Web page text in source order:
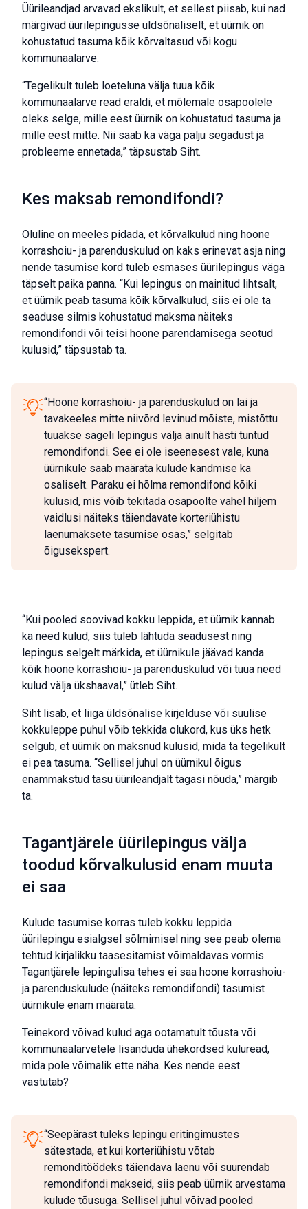
Üürileandjad arvavad ekslikult, et sellest piisab, kui nad
märgivad üürilepingusse üldsõnaliselt, et üürnik on
kohustatud tasuma kõik kõrvaltasud või kogu
kommunaalarve.
“Tegelikult tuleb loeteluna välja tuua kõik
kommunaalarve read eraldi, et mõlemale osapoolele
oleks selge, mille eest üürnik on kohustatud tasuma ja
mille eest mitte. Nii saab ka väga palju segadust ja
probleeme ennetada,” täpsustab Siht.
Kes maksab remondifondi?
Oluline on meeles pidada, et kõrvalkulud ning hoone
korrashoiu- ja parenduskulud on kaks erinevat asja ning
nende tasumise kord tuleb esmases üürilepingus väga
täpselt paika panna. “Kui lepingus on mainitud lihtsalt,
et üürnik peab tasuma kõik kõrvalkulud, siis ei ole ta
seaduse silmis kohustatud maksma näiteks
remondifondi või teisi hoone parendamisega seotud
kulusid,” täpsustab ta.
“Hoone korrashoiu- ja parenduskulud on lai ja
tavakeeles mitte niivõrd levinud mõiste, mistõttu
tuuakse sageli lepingus välja ainult hästi tuntud
remondifondi. See ei ole iseenesest vale, kuna
üürnikule saab määrata kulude kandmise ka
osaliselt. Paraku ei hõlma remondifond kõiki
kulusid, mis võib tekitada osapoolte vahel hiljem
vaidlusi näiteks täiendavate korteriühistu
laenumaksete tasumise osas,” selgitab
õigusekspert.
“Kui pooled soovivad kokku leppida, et üürnik kannab
ka need kulud, siis tuleb lähtuda seadusest ning
lepingus selgelt märkida, et üürnikule jäävad kanda
kõik hoone korrashoiu- ja parenduskulud või tuua need
kulud välja ükshaaval,” ütleb Siht.
Siht lisab, et liiga üldsõnalise kirjelduse või suulise
kokkuleppe puhul võib tekkida olukord, kus üks hetk
selgub, et üürnik on maksnud kulusid, mida ta tegelikult
ei pea tasuma. “Sellisel juhul on üürnikul õigus
enammakstud tasu üürileandjalt tagasi nõuda,” märgib
ta.
Tagantjärele üürilepingus välja
toodud kõrvalkulusid enam muuta
ei saa
Kulude tasumise korras tuleb kokku leppida
üürilepingu esialgsel sõlmimisel ning see peab olema
tehtud kirjalikku taasesitamist võimaldavas vormis.
Tagantjärele lepingulisa tehes ei saa hoone korrashoiu-
ja parenduskulude (näiteks remondifondi) tasumist
üürnikule enam määrata.
Teinekord võivad kulud aga ootamatult tõusta või
kommunaalarvetele lisanduda ühekordsed kuluread,
mida pole võimalik ette näha. Kes nende eest
vastutab?
“Seepärast tuleks lepingu eritingimustes
sätestada, et kui korteriühistu võtab
remonditöödeks täiendava laenu või suurendab
remondifondi makseid, siis peab üürnik arvestama
kulude tõusuga. Sellisel juhul võivad pooled